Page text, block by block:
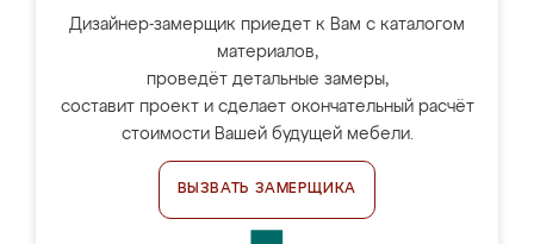
Дизайнер-замерщик приедет к Вам с каталогом
материалов,
проведёт детальные замеры,
составит проект и сделает окончательный расчёт
стоимости Вашей будущей мебели.
ВЫЗВАТЬ ЗАМЕРЩИКА